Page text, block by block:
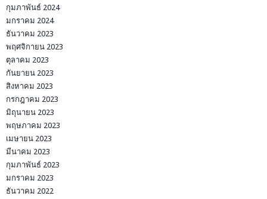
กุมภาพันธ์ 2024
มกราคม 2024
ธันวาคม 2023
พฤศจิกายน 2023
ตุลาคม 2023
กันยายน 2023
สิงหาคม 2023
กรกฎาคม 2023
มิถุนายน 2023
พฤษภาคม 2023
เมษายน 2023
มีนาคม 2023
กุมภาพันธ์ 2023
มกราคม 2023
ธันวาคม 2022